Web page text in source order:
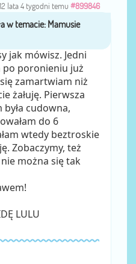
12 lata 4 tygodni temu #899846
jak mówisz. Jedni
po poronieniu już
zamartwiam niż
żałuję. Pierwsza
była cudowna,
do 6
wtedy beztroskie
Zobaczymy, też
można się tak
LULU